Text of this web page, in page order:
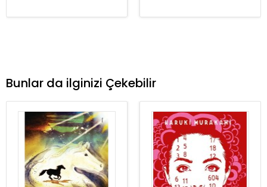
Bunlar da ilginizi Çekebilir